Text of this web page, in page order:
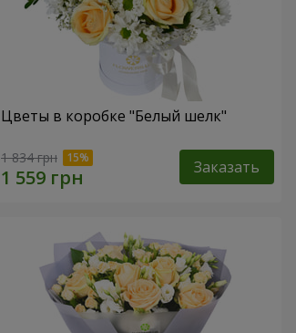
Цветы в коробке "Белый шелк"
1 834 грн Заказать